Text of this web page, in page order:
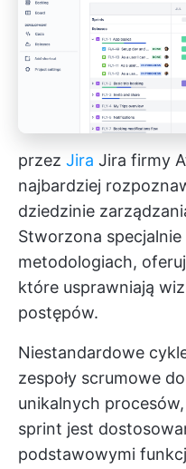
przez Jira Jira firmy
najbardziej
dziedzinie
Stworzona
metodologiach,
które usprawniają
postępów.
Niestandardowe
zespoły scrumowe
unikalnych
sprint jest
podstawowymi